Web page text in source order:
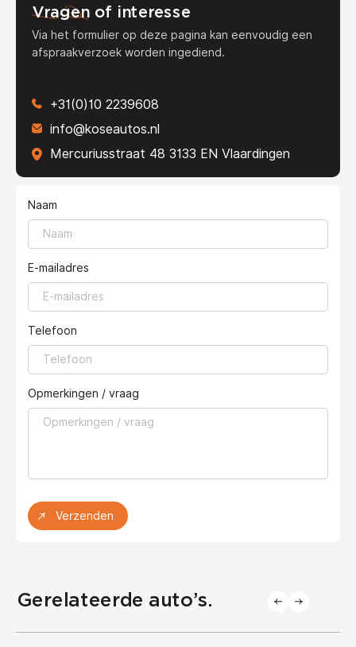
Vragenof interesse
Via het formulier op deze pagina kan eenvoudig een
afspraakverzoek worden ingediend.
+31(0)10 2239608
info@koseautos.nl
Mercuriusstraat 48 3133 EN Vlaardingen
Naam
E-mailadres
Telefoon
Opmerkingen / vraag
Verzenden
Gerelateerde auto’s.